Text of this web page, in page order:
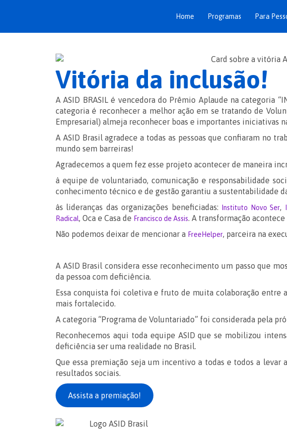
Home Programas Para
Vitória da inclusão!
A ASID BRASIL é vencedora do Prêmio Aplaude na categoria
categoria é reconhecer a melhor ação em se tratando de
Empresarial) almeja reconhecer boas e importantes iniciativas
A ASID Brasil agradece a todas as pessoas que confiaram no
mundo sem barreiras!
Agradecemos a quem fez esse projeto acontecer de maneira
à equipe de voluntariado, comunicação e responsabilidade
conhecimento técnico e de gestão garantiu a sustentabilidade
às lideranças das organizações beneficiadas:
Instituto Novo Ser,
Radical, Oca e Casa de Francisco de Assis. A transformação
Não podemos deixar de mencionar a FreeHelper, parceira na
A ASID Brasil considera esse reconhecimento um passo que
da pessoa com deficiência.
Essa conquista foi coletiva e fruto de muita colaboração entre
mais fortalecido.
A categoria “Programa de Voluntariado” foi considerada pela
Reconhecemos aqui toda equipe ASID que se mobilizou
deficiência ser uma realidade no Brasil.
Que essa premiação seja um incentivo a todas e todos a
resultados sociais.
Assista a premiação!